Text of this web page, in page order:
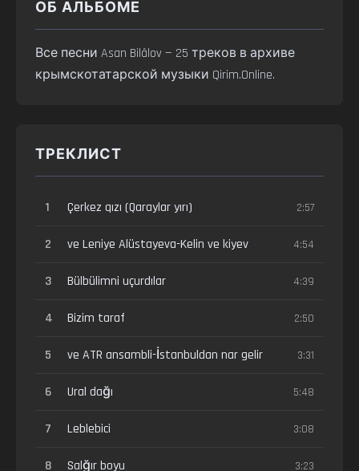
ОБ АЛЬБОМЕ
Все песни Asan Bilâlov — 25 треков в архиве
крымскотатарской музыки Qirim.Online.
ТРЕКЛИСТ
1 Çerkez qızı (Qaraylar yırı) 2:57
2 ve Leniye Alüstayeva-Kelin ve kiyev 4:54
3 Bülbülimni uçurdılar 4:39
4 Bizim taraf 2:50
5 ve ATR ansambli-İstanbuldan nar gelir 3:31
6 Ural dağı 5:48
7 Leblebici 3:08
8 Salğır boyu 3:23